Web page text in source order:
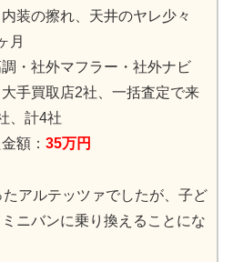
装の擦れ、天井のヤレ少々
月
調・社外マフラー・社外ナビ
大手買取店2社、一括査定で来
、計4社
額： 35万円
アルテッツァでしたが、子ど
ニバンに乗り換えることにな